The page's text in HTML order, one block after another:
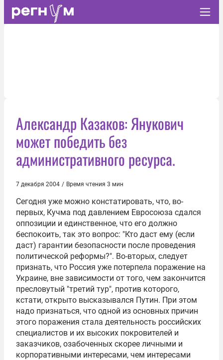
Александр Казаков: Янукович
может победить без
административного ресурса.
7 декабря 2004 / Время чтения 3 мин
Сегодня уже можно констатировать, что, во-
первых, Кучма под давлением Евросоюза сдался
оппозиции и единственное, что его должно
беспокоить, так это вопрос: "Кто даст ему (если
даст) гарантии безопасности после проведения
политической реформы?". Во-вторых, следует
признать, что Россия уже потерпела поражение на
Украине, вне зависимости от того, чем закончится
пресловутый "третий тур", против которого,
кстати, открыто высказывался Путин. При этом
надо признаться, что одной из основных причин
этого поражения стала деятельность российских
специалистов и их высоких покровителей и
заказчиков, озабоченных скорее личными и
корпоративными интересами, чем интересами